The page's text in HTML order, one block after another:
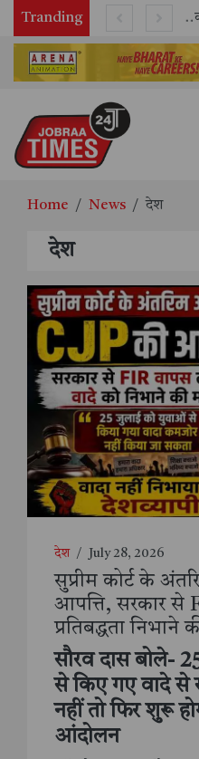
Tranding
Home News देश
देश
देश / July 28, 2026
सुप्रीम कोर्ट के
आपत्ति, सरकार से
प्रतिबद्धता निभाने
सौरव दास बोले-
से किए गए वादे से
नहीं तो फिर शुरू
आंदोलन